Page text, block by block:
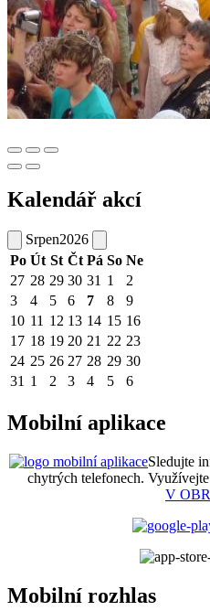
Kalendář akcí
Srpen2026
Po Út St Čt Pá So Ne
27 28 29 30 31 1
2
3
4 5 6 7 8
9
10 11 12 13 14 15 16
17 18 19 20 21 22 23
24 25 26 27 28 29 30
31 1 2 3 4 5 6
Mobilní aplikace
Sledujte
chytrých telefonech.
V
Mobilní rozhlas